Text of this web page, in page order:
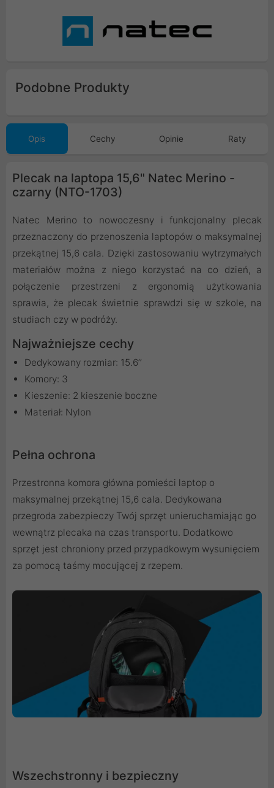
Podobne Produkty
Opis Cechy Opinie Raty
Plecak na laptopa 15,6" Natec Merino -
czarny (NTO-1703)
Natec Merino to nowoczesny i funkcjonalny plecak
przeznaczony do przenoszenia laptopów o maksymalnej
przekątnej 15,6 cala. Dzięki zastosowaniu wytrzymałych
materiałów można z niego korzystać na co dzień, a
połączenie przestrzeni z ergonomią użytkowania
sprawia, że plecak świetnie sprawdzi się w szkole, na
studiach czy w podróży.
Najważniejsze cechy
Dedykowany rozmiar: 15.6’’
Komory: 3
Kieszenie: 2 kieszenie boczne
Materiał: Nylon
Pełna ochrona
Przestronna komora główna pomieści laptop o
maksymalnej przekątnej 15,6 cala. Dedykowana
przegroda zabezpieczy Twój sprzęt unieruchamiając go
wewnątrz plecaka na czas transportu. Dodatkowo
sprzęt jest chroniony przed przypadkowym wysunięciem
za pomocą taśmy mocującej z rzepem.
Wszechstronny i bezpieczny